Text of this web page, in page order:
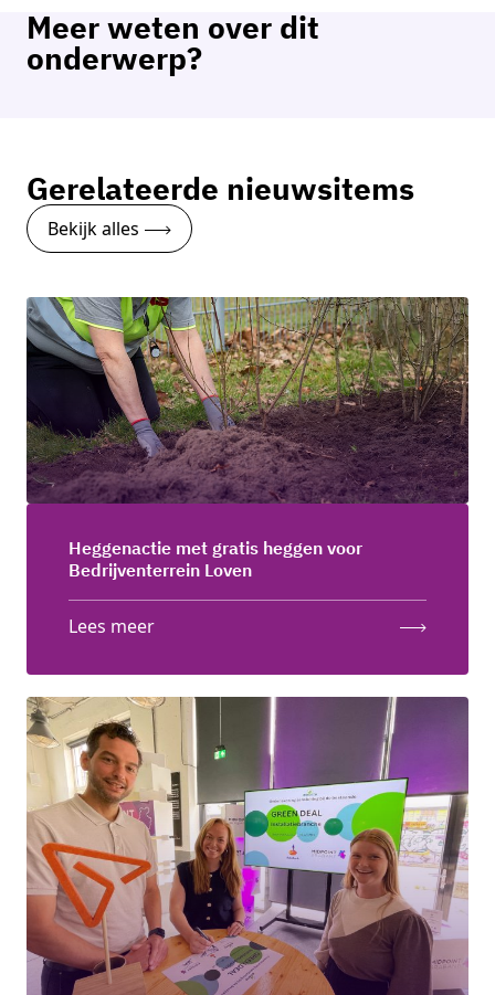
Meer weten over dit
onderwerp?
Neem contact op
Gerelateerde nieuwsitems
Bekijk alles
Heggenactie met gratis heggen voor
Bedrijventerrein Loven
Lees meer